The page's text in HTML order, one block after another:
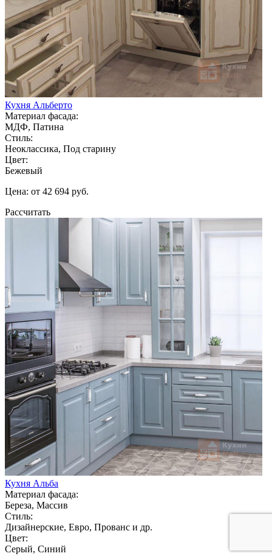
Кухня Альберто
Материал фасада:
МДФ, Патина
Стиль:
Неоклассика, Под старину
Цвет:
Бежевый
Цена: от 42 694 руб.
Рассчитать
Кухня Альба
Материал фасада:
Береза, Массив
Стиль:
Дизайнерские, Евро, Прованс и др.
Цвет:
Серый, Синий